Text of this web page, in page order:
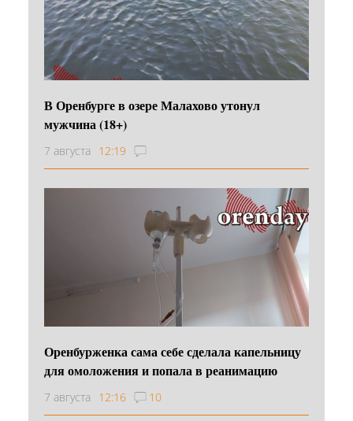
В Оренбурге в озере Малахово утонул
мужчина (18+)
7 августа 12:19
Оренбурженка сама себе сделала капельницу
для омоложения и попала в реанимацию
7 августа 12:16 10